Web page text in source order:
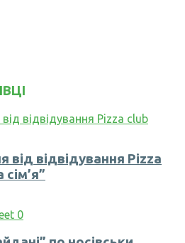
від відвідування Pizza
0